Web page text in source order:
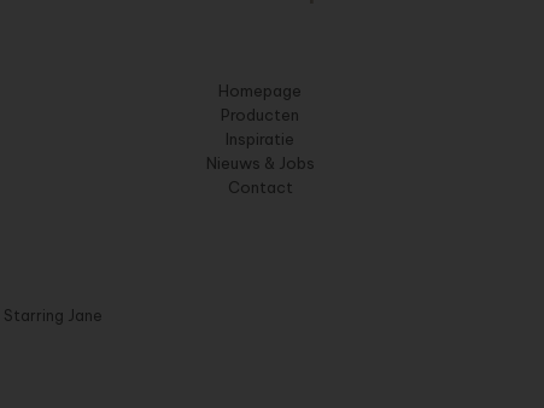
Homepage
Producten
Inspiratie
Nieuws & Jobs
Contact
Starring Jane